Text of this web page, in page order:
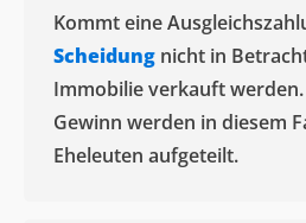
Kommt eine
Scheidung nicht in
Immobilie verkauft
Gewinn werden in diesem
Eheleuten aufgeteilt.​